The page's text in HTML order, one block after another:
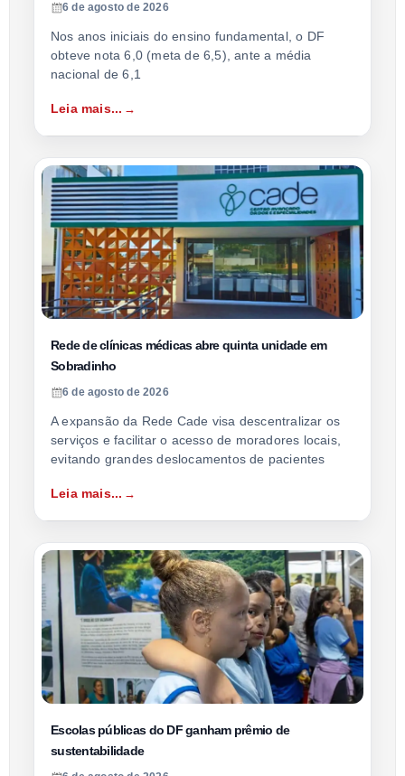
6 de agosto de 2026
Nos anos iniciais do ensino fundamental, o DF
obteve nota 6,0 (meta de 6,5), ante a média
nacional de 6,1
Leia mais...
Rede de clínicas médicas abre quinta unidade em
Sobradinho
6 de agosto de 2026
A expansão da Rede Cade visa descentralizar os
serviços e facilitar o acesso de moradores locais,
evitando grandes deslocamentos de pacientes
Leia mais...
Escolas públicas do DF ganham prêmio de
sustentabilidade